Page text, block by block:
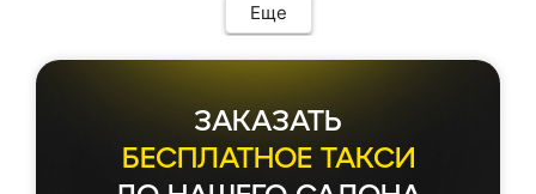
Еще
ЗАКАЗАТЬ
БЕСПЛАТНОЕ ТАКСИ